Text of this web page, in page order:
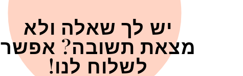
יש לך שאלה ולא
מצאת תשובה? אפשר
לשלוח לנו!